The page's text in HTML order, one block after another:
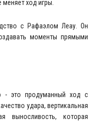
меняет ход игры.
с Рафаэлом Леау. Он
моменты прямыми
- это продуманный ход с
удара, вертикальная
выносливость, которая